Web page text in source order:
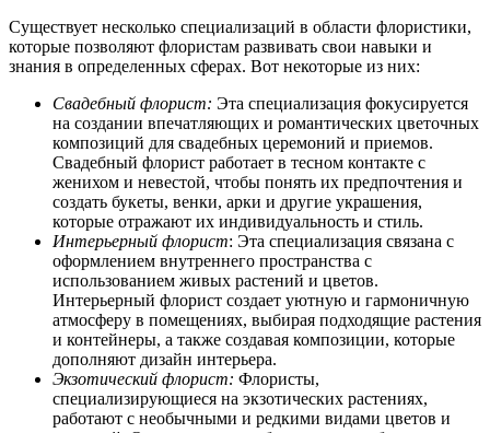
Существует несколько специализаций в области флористики,
которые позволяют флористам развивать свои навыки и
знания в определенных сферах. Вот некоторые из них:
Свадебный флорист: Эта специализация фокусируется
на создании впечатляющих и романтических цветочных
композиций для свадебных церемоний и приемов.
Свадебный флорист работает в тесном контакте с
женихом и невестой, чтобы понять их предпочтения и
создать букеты, венки, арки и другие украшения,
которые отражают их индивидуальность и стиль.
Интерьерный флорист: Эта специализация связана с
оформлением внутреннего пространства с
использованием живых растений и цветов.
Интерьерный флорист создает уютную и гармоничную
атмосферу в помещениях, выбирая подходящие растения
и контейнеры, а также создавая композиции, которые
дополняют дизайн интерьера.
Экзотический флорист: Флористы,
специализирующиеся на экзотических растениях,
работают с необычными и редкими видами цветов и